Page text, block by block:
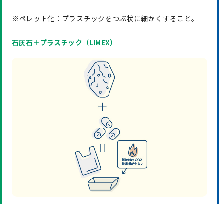
※ペレット化：プラスチックをつぶ状に細かくすること。
石灰石＋プラスチック（LIMEX）